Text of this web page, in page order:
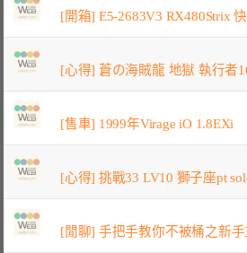
[開箱] E5-2683V3 RX480Strix
[心得] 蒼の海賊龍 地獄 執行者
[售車] 1999年Virage iO 1.8EXi
[心得] 挑戰33 LV10 獅子座pt
[閒聊] 手把手教你不被桶之新